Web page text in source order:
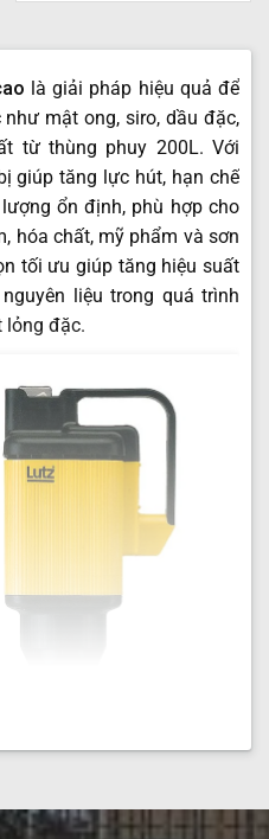
là giải pháp hiệu quả để
mật ong, siro, dầu đặc,
từ thùng phuy 200L. Với
giúp tăng lực hút, hạn chế
ổn định, phù hợp cho
hóa chất, mỹ phẩm và sơn
tối ưu giúp tăng hiệu suất
liệu trong quá trình
lỏng đặc.